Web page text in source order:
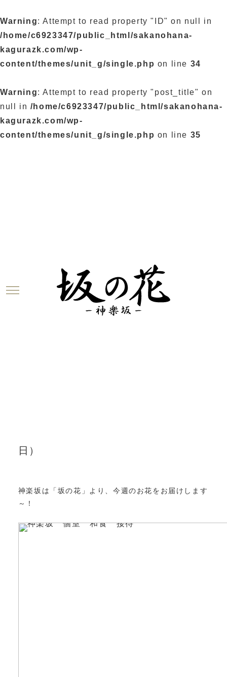
Warning: Attempt to read property "ID" on null in
/home/c6923347/public_html/sakanohana-
kagurazk.com/wp-
content/themes/unit_g/single.php on line 34
Warning: Attempt to read property "post_title" on
null in /home/c6923347/public_html/sakanohana-
kagurazk.com/wp-
content/themes/unit_g/single.php on line 35
kagurazk.com/wp-
content/themes/unit_g/blogbody.php
日）
神楽坂は「坂の花」より、今週のお花をお届けします
～！